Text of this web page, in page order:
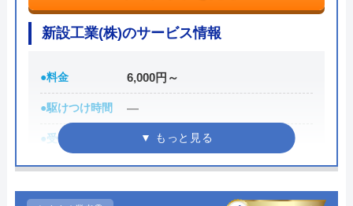
Googleクチコミを見る
新設工業(株)のサービス情報
●料金 6,000円～
●駆けつけ時間 ―
●受付時間 月～土（祭日休）8:00～17:00
●定休日 日曜・祝日
●累計実績